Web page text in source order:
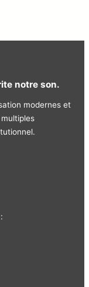
notre son.
modernes et